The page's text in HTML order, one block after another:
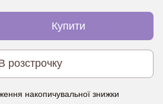
Купити
розстрочку
накопичувальної знижки